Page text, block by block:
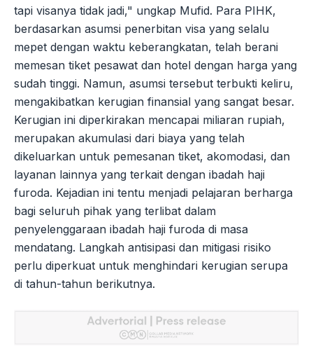
tapi visanya tidak jadi," ungkap Mufid. Para PIHK,
berdasarkan asumsi penerbitan visa yang selalu
mepet dengan waktu keberangkatan, telah berani
memesan tiket pesawat dan hotel dengan harga yang
sudah tinggi. Namun, asumsi tersebut terbukti keliru,
mengakibatkan kerugian finansial yang sangat besar.
Kerugian ini diperkirakan mencapai miliaran rupiah,
merupakan akumulasi dari biaya yang telah
dikeluarkan untuk pemesanan tiket, akomodasi, dan
layanan lainnya yang terkait dengan ibadah haji
furoda. Kejadian ini tentu menjadi pelajaran berharga
bagi seluruh pihak yang terlibat dalam
penyelenggaraan ibadah haji furoda di masa
mendatang. Langkah antisipasi dan mitigasi risiko
perlu diperkuat untuk menghindari kerugian serupa
di tahun-tahun berikutnya.